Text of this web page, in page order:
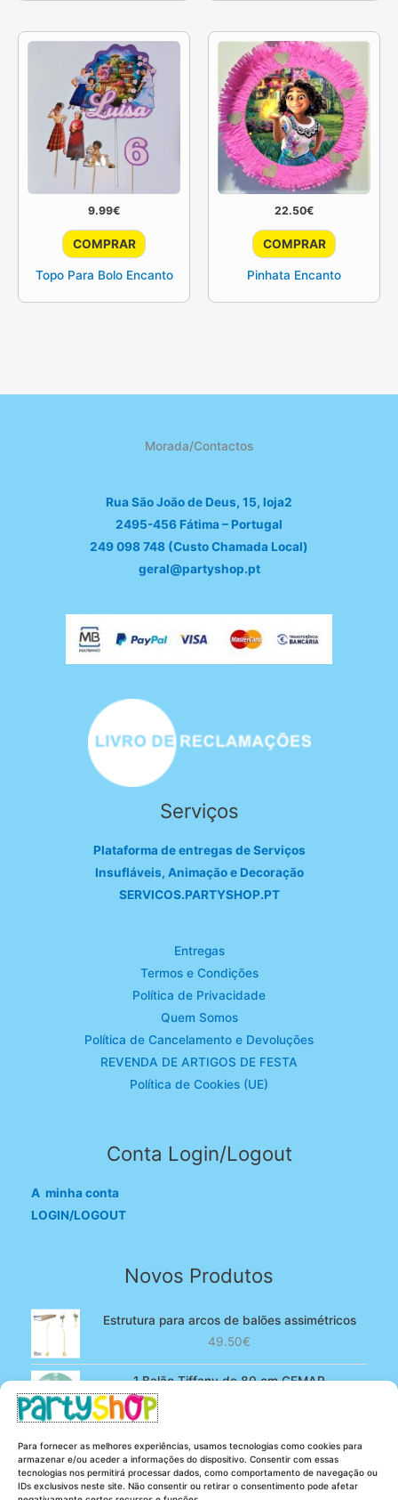
Para fornecer as melhores experiências, usamos tecnologias como cookies para
armazenar e/ou aceder a informações do dispositivo. Consentir com essas
tecnologias nos permitirá processar dados, como comportamento de navegação ou
IDs exclusivos neste site. Não consentir ou retirar o consentimento pode afetar
9.99€
COMPRAR
Topo Para Bolo Encanto
22.50€
COMPRAR
Pinhata Encanto
Morada/Contactos
Rua São João de Deus, 15, loja2
2495-456 Fátima – Portugal
249 098 748 (Custo Chamada Local)
geral@partyshop.pt
Serviços
Plataforma de entregas de Serviços
Insufláveis, Animação e Decoração
SERVICOS.PARTYSHOP.PT
Entregas
Termos e Condições
Política de Privacidade
Quem Somos
Política de Cancelamento e Devoluções
REVENDA DE ARTIGOS DE FESTA
Política de Cookies (UE)
Conta Login/Logout
A minha conta
LOGIN/LOGOUT
Novos Produtos
Estrutura para arcos de balões assimétricos
49.50€
1 Balão Tiffany de 80 cm GEMAR
era:
4.90€.
é:
3.80€.
100 Balões Rosa bebé de 13 cm GEMAR -
Powder pink
5.25€ O4.20€O